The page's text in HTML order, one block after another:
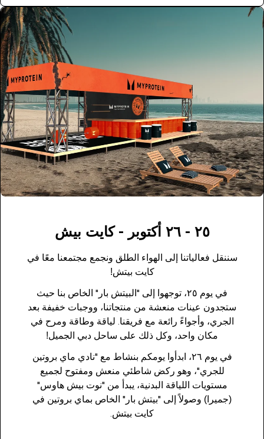
٢٥ - ٢٦ أكتوبر - كايت بيش
سننقل فعالياتنا إلى الهواء الطلق ونجمع مجتمعنا معًا في
كايت بيتش!
في يوم ٢٥، توجهوا إلى "البيتش بار" الخاص بنا حيث
ستجدون عينات منعشة من منتجاتنا، ووجبات خفيفة بعد
الجري، وأجواءً رائعة مع فريقنا. لياقة وطاقة ومرح في
مكان واحد، وكل ذلك على ساحل دبي الجميل!
في يوم ٢٦، ابدأوا يومكم بنشاط مع "نادي ماي بروتين
للجري"، وهو ركض شاطئي منعش ومفتوح لجميع
مستويات اللياقة البدنية، يبدأ من "نوت بيش هاوس"
(جميرا) وصولاً إلى "بيتش بار" الخاص بماي بروتين في
كايت بيتش.